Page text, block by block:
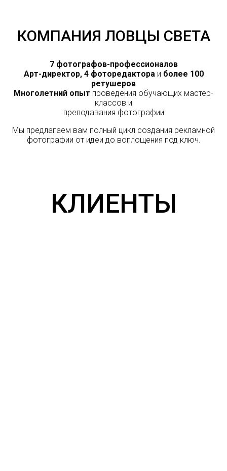
КОМПАНИЯ ЛОВЦЫ СВЕТА
7 фотографов-профессионалов
Арт-директор, 4 фоторедактора и более 100
ретушеров
Многолетний опыт проведения обучающих мастер-
классов и
преподавания фотографии
Мы предлагаем вам полный цикл создания рекламной
фотографии от идеи до воплощения под ключ.
КЛИЕНТЫ